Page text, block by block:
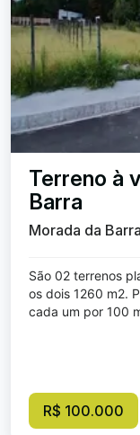
Terreno à
Barra
Morada da
São 02 terrenos
os dois 1260 m2.
cada um por 100
R$ 100.000